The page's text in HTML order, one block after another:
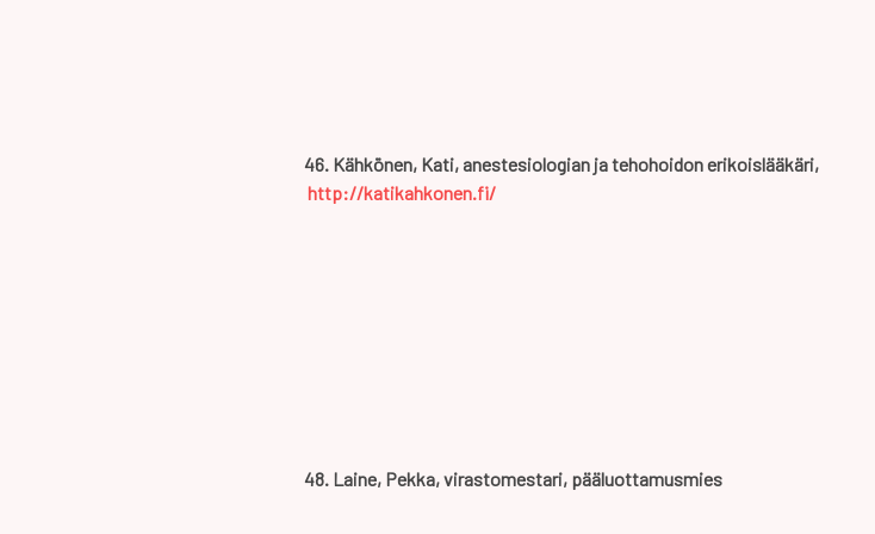
46. Kähkönen, Kati, anestesiologian ja tehohoidon erikoislääkäri,
http://katikahkonen.fi/
48. Laine, Pekka, virastomestari, pääluottamusmies